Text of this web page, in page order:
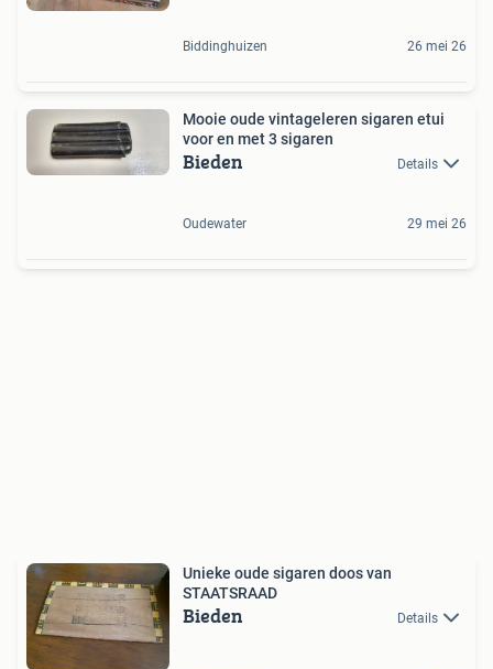
Biddinghuizen 26 mei 26
Mooie oude vintageleren sigaren etui
voor en met 3 sigaren
Bieden Details
Oudewater 29 mei 26
Unieke oude sigaren doos van
STAATSRAAD
Bieden Details